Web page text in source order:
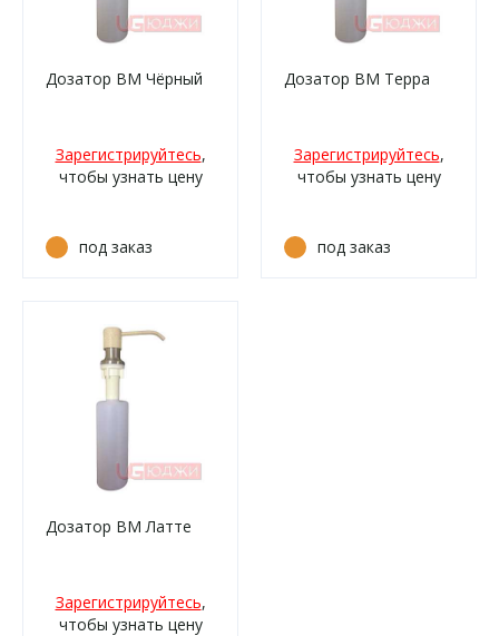
Дозатор ВМ Чёрный
Зарегистрируйтесь,
чтобы узнать цену
под заказ
Дозатор ВМ Терра
Зарегистрируйтесь,
чтобы узнать цену
под заказ
Дозатор ВМ Латте
Зарегистрируйтесь,
чтобы узнать цену